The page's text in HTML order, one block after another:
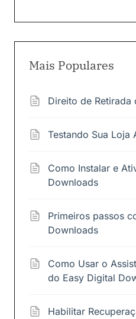
Mais Populares
Direito de Retirada
Testando Sua Loja
Como Instalar e
Downloads
Primeiros passos
Downloads
Como Usar o
do Easy Digital
Habilitar